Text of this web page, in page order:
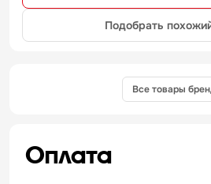
Подобрать
Все товары
Оплата